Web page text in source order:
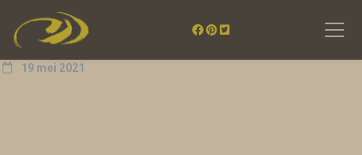
19 mei 2021